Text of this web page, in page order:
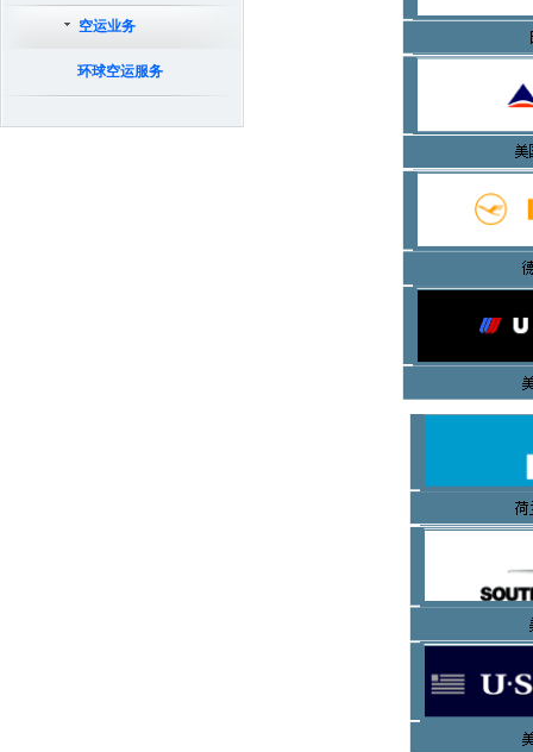
空运业务
环球空运服务